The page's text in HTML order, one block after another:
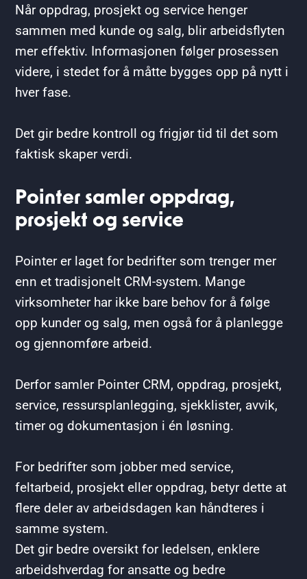
Når oppdrag, prosjekt og service henger
sammen med kunde og salg, blir arbeidsflyten
mer effektiv. Informasjonen følger prosessen
videre, i stedet for å måtte bygges opp på nytt i
hver fase.
Det gir bedre kontroll og frigjør tid til det som
faktisk skaper verdi.
Pointer samler oppdrag,
prosjekt og service
Pointer er laget for bedrifter som trenger mer
enn et tradisjonelt CRM-system. Mange
virksomheter har ikke bare behov for å følge
opp kunder og salg, men også for å planlegge
og gjennomføre arbeid.
Derfor samler Pointer CRM, oppdrag, prosjekt,
service, ressursplanlegging, sjekklister, avvik,
timer og dokumentasjon i én løsning.
For bedrifter som jobber med service,
feltarbeid, prosjekt eller oppdrag, betyr dette at
flere deler av arbeidsdagen kan håndteres i
samme system.
Det gir bedre oversikt for ledelsen, enklere
arbeidshverdag for ansatte og bedre